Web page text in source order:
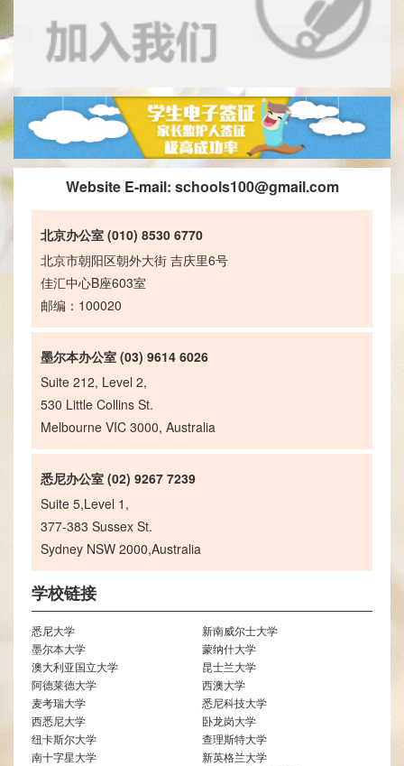
Website E-mail: schools100@gmail.com
北京办公室 (010) 8530 6770
北京市朝阳区朝外大街 吉庆里6号
佳汇中心B座603室
邮编：100020
墨尔本办公室 (03) 9614 6026
Suite 212, Level 2,
530 Little Collins St.
Melbourne VIC 3000, Australia
悉尼办公室 (02) 9267 7239
Suite 5,Level 1,
377-383 Sussex St.
Sydney NSW 2000,Australia
学校链接
悉尼大学
新南威尔士大学
墨尔本大学
蒙纳什大学
澳大利亚国立大学
昆士兰大学
阿德莱德大学
西澳大学
麦考瑞大学
悉尼科技大学
西悉尼大学
卧龙岗大学
纽卡斯尔大学
查理斯特大学
南十字星大学
新英格兰大学